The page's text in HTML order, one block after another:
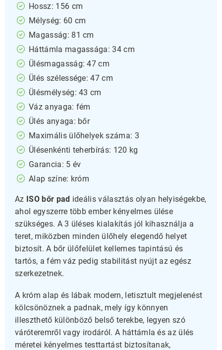
Hossz: 156 cm
Mélység: 60 cm
Magasság: 81 cm
Háttámla magassága: 34 cm
Ülésmagasság: 47 cm
Ülés szélessége: 47 cm
Ülésmélység: 43 cm
Váz anyaga: fém
Ülés anyaga: bőr
Maximális ülőhelyek száma: 3
Ülésenkénti teherbírás: 120 kg
Garancia: 5 év
Alap színe: króm
Az ISO bőr pad ideális választás olyan helyiségekbe,
ahol egyszerre több ember kényelmes ülése
szükséges. A 3 üléses kialakítás jól kihasználja a
teret, miközben minden ülőhely elegendő helyet
biztosít. A bőr ülőfelület kellemes tapintású és
tartós, a fém váz pedig stabilitást nyújt az egész
szerkezetnek.
A króm alap és lábak modern, letisztult megjelenést
kölcsönöznek a padnak, mely így könnyen
illeszthető különböző belső terekbe, legyen szó
váróteremről vagy irodáról. A háttámla és az ülés
méretei kényelmes testtartást biztosítanak,